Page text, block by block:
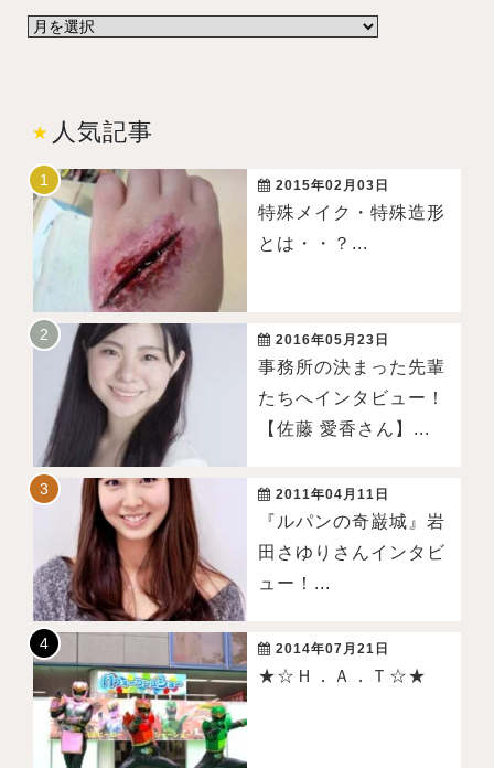
人気記事
2015年02月03日
特殊メイク・特殊造形
とは・・？...
2016年05月23日
事務所の決まった先輩
たちへインタビュー！
【佐藤 愛香さん】...
2011年04月11日
『ルパンの奇巌城』岩
田さゆりさんインタビ
ュー！...
2014年07月21日
★☆Ｈ．Ａ．Ｔ☆★